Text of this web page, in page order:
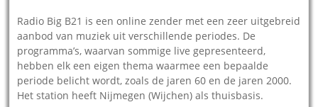
Radio Big B21 is een online zender met een zeer uitgebreid
aanbod van muziek uit verschillende periodes. De
programma’s, waarvan sommige live gepresenteerd,
hebben elk een eigen thema waarmee een bepaalde
periode belicht wordt, zoals de jaren 60 en de jaren 2000.
Het station heeft Nijmegen (Wijchen) als thuisbasis.